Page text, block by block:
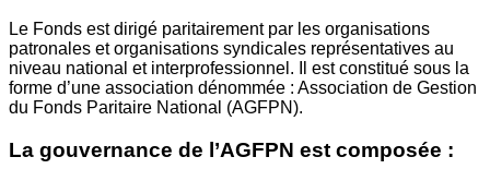
Le Fonds est dirigé paritairement par les organisations
patronales et organisations syndicales représentatives au
niveau national et interprofessionnel. Il est constitué sous la
forme d’une association dénommée : Association de Gestion
du Fonds Paritaire National (AGFPN).
La gouvernance de l’AGFPN est composée :